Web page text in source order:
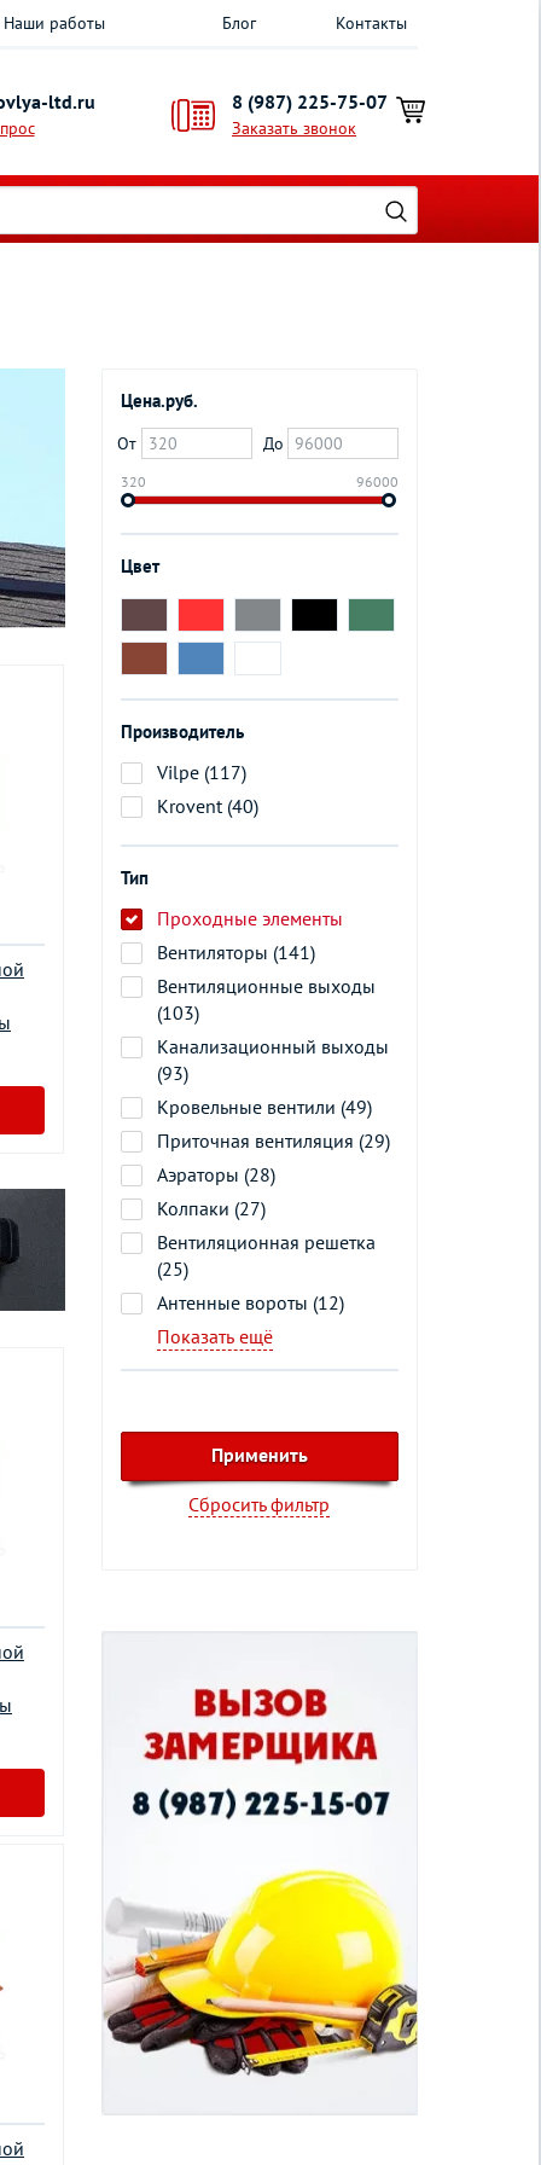
Наши работы Блог Контакты
ltd.ru 8 (987) 225-75-07
Заказать звонок
Цена.руб.
От До
320 96000
Цвет
Производитель
Vilpe (117)
Krovent (40)
Тип
Проходные элементы
Вентиляторы (141)
Вентиляционные выходы
(103)
Канализационный выходы
(93)
Кровельные вентили (49)
Приточная вентиляция (29)
Аэраторы (28)
Колпаки (27)
Вентиляционная решетка
(25)
Антенные вороты (12)
Показать ещё
Сбросить фильтр